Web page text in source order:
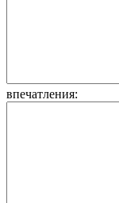
впечатления: